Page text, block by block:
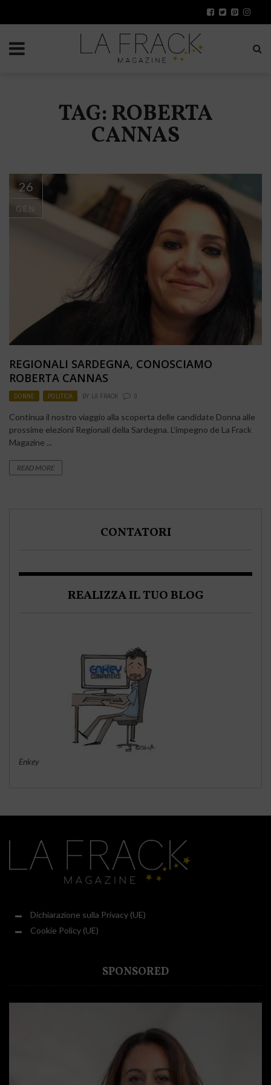
TAG: ROBERTA
CANNAS
26
GEN
REGIONALI SARDEGNA, CONOSCIAMO
ROBERTA CANNAS
DONNE , POLITICA BY LA FRACK 0
Continua il nostro viaggio alla scoperta delle candidate Donna alle
prossime elezioni Regionali della Sardegna. L’impegno de La Frack
Magazine ...
READ MORE
CONTATORI
REALIZZA IL TUO BLOG
Enkey
Dichiarazione sulla Privacy (UE)
Cookie Policy (UE)
SPONSORED